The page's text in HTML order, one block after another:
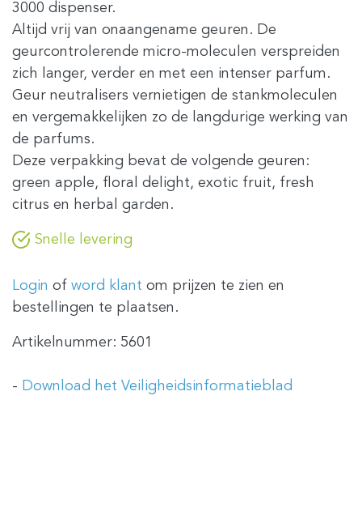
3000 dispenser.
Altijd vrij van onaangename geuren. De
geurcontrolerende micro-moleculen verspreiden
zich langer, verder en met een intenser parfum.
Geur neutralisers vernietigen de stankmoleculen
en vergemakkelijken zo de langdurige werking van
de parfums.
Deze verpakking bevat de volgende geuren:
green apple, floral delight, exotic fruit, fresh
citrus en herbal garden.
Snelle levering
Login of word klant om prijzen te zien en
bestellingen te plaatsen.
Artikelnummer: 5601
- Download het Veiligheidsinformatieblad